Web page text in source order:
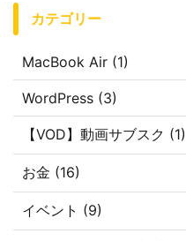
カテゴリー
MacBook Air (1)
WordPress (3)
【VOD】動画サブスク (1)
お金 (16)
イベント (9)